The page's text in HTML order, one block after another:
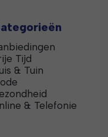
Tijd
& Tuin
& Telefonie